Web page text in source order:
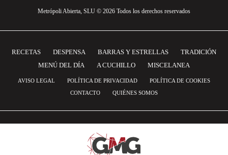
Metrópoli Abierta, SLU © 2026 Todos los derechos reservados
RECETAS DESPENSA BARRAS Y ESTRELLAS
TRADICIÓN
MENÚ DEL DÍA
A CUCHILLO MISCELANEA
AVISO LEGAL POLÍTICA DE PRIVACIDAD
POLÍTICA DE COOKIES
CONTACTO
QUIÉNES SOMOS